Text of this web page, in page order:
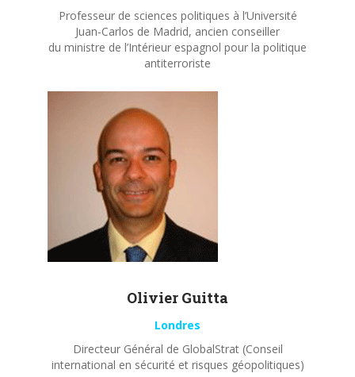
Professeur de sciences politiques à l’Université
Juan-Carlos de Madrid, ancien conseiller
du ministre de l’Intérieur espagnol pour la politique
antiterroriste
Olivier Guitta
Londres
Directeur Général de GlobalStrat (Conseil
international en sécurité et risques géopolitiques)